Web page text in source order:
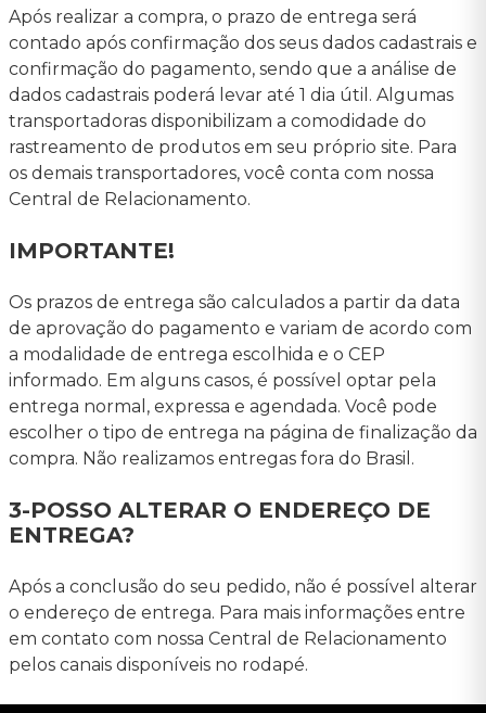
Após realizar a compra, o prazo de entrega será
contado após confirmação dos seus dados cadastrais e
confirmação do pagamento, sendo que a análise de
dados cadastrais poderá levar até 1 dia útil. Algumas
transportadoras disponibilizam a comodidade do
rastreamento de produtos em seu próprio site. Para
os demais transportadores, você conta com nossa
Central de Relacionamento.
IMPORTANTE!
Os prazos de entrega são calculados a partir da data
de aprovação do pagamento e variam de acordo com
a modalidade de entrega escolhida e o CEP
informado. Em alguns casos, é possível optar pela
entrega normal, expressa e agendada. Você pode
escolher o tipo de entrega na página de finalização da
compra. Não realizamos entregas fora do Brasil.
3-POSSO ALTERAR O ENDEREÇO DE
ENTREGA?
Após a conclusão do seu pedido, não é possível alterar
o endereço de entrega. Para mais informações entre
em contato com nossa Central de Relacionamento
pelos canais disponíveis no rodapé.